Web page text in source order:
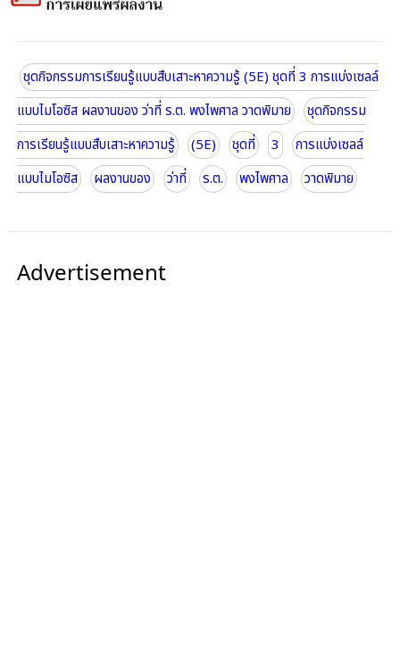
ชุดกิจกรรมการเรียนรู้แบบสืบเสาะหาความรู้ (5E) ชุดที่ 3 การแบ่งเซลล์
แบบไมโอซิส ผลงานของ ว่าที่ ร.ต. พงไพศาล วาดพิมาย
ชุดกิจกรรม
การเรียนรู้แบบสืบเสาะหาความรู้
(5E) ชุดที่ 3
การแบ่งเซลล์
แบบไมโอซิส
ผลงานของ ว่าที่ ร.ต. พงไพศาล วาดพิมาย
Advertisement